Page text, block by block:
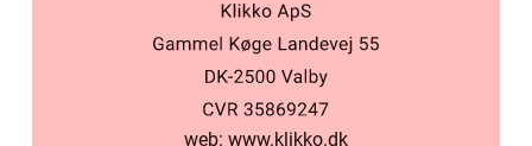
web: www.klikko.dk